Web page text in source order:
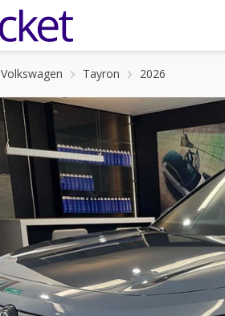
Volkswagen Tayron 2026